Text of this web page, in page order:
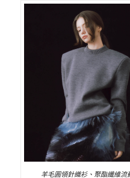
羊毛圓領針織衫、聚酯纖維流